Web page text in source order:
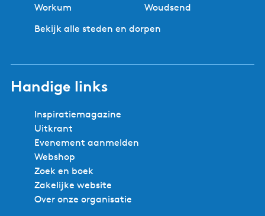
Workum
Woudsend
Bekijk alle steden en dorpen
Handige links
Inspiratiemagazine
Uitkrant
Evenement aanmelden
Webshop
Zoek en boek
Zakelijke website
Over onze organisatie